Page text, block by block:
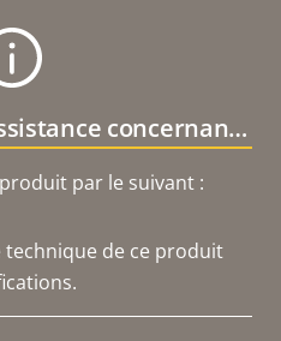
Informations sur l'assistance concernant le produit
par le suivant :
technique de ce produit